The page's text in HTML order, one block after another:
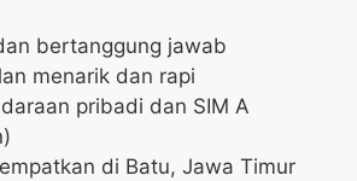
bertanggung jawab
menarik dan rapi
pribadi dan SIM A
di Batu, Jawa Timur